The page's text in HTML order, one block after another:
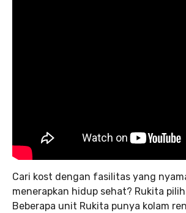
Cari kost dengan fasilitas yang
menerapkan hidup sehat? Rukita
Beberapa unit Rukita punya kolam